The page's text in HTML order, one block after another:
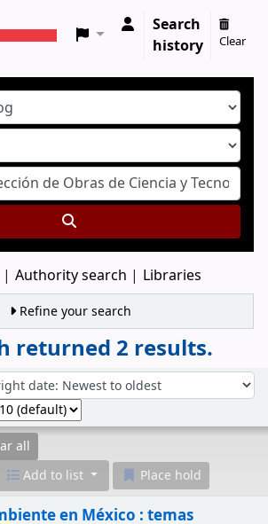
Search
history
Clear
Authority search Libraries
Refine your search
returned 2 results.
all
Add to list Place hold
en México : temas